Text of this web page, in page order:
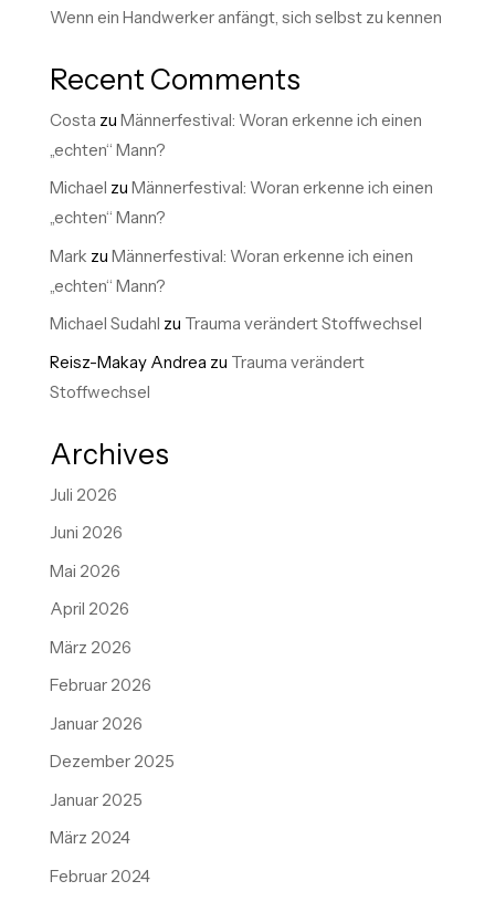
Wenn ein Handwerker anfängt, sich selbst zu kennen
Recent Comments
Costa zu Männerfestival: Woran erkenne ich einen
„echten“ Mann?
Michael zu Männerfestival: Woran erkenne ich einen
„echten“ Mann?
Mark zu Männerfestival: Woran erkenne ich einen
„echten“ Mann?
Michael Sudahl zu Trauma verändert Stoffwechsel
Reisz-Makay Andrea zu Trauma verändert
Stoffwechsel
Archives
Juli 2026
Juni 2026
Mai 2026
April 2026
März 2026
Februar 2026
Januar 2026
Dezember 2025
Januar 2025
März 2024
Februar 2024